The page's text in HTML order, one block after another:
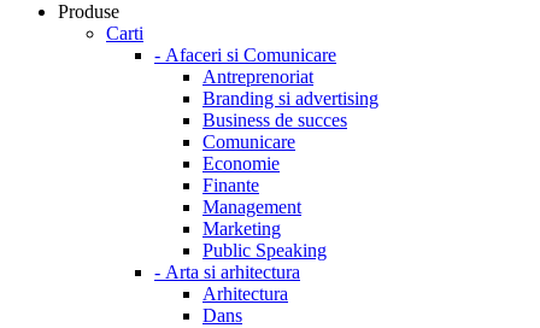
Produse
Carti
- Afaceri si Comunicare
Antreprenoriat
Branding si advertising
Business de succes
Comunicare
Economie
Finante
Management
Marketing
Public Speaking
- Arta si arhitectura
Arhitectura
Dans